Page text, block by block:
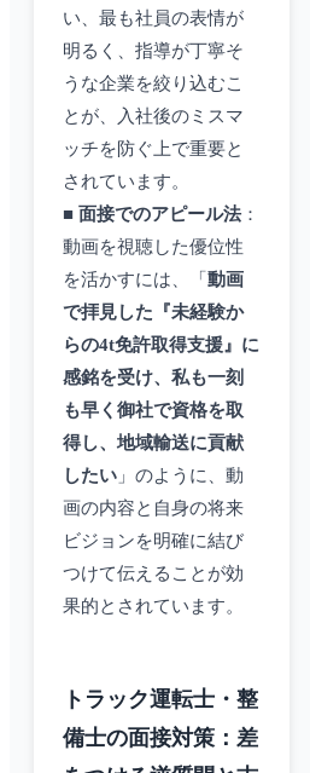
い、最も社員の表情が
明るく、指導が丁寧そ
うな企業を絞り込むこ
とが、入社後のミスマ
ッチを防ぐ上で重要と
されています。
■ 面接でのアピール法：
動画を視聴した優位性
を活かすには、「 動画
で拝見した『未経験か
らの4t免許取得支援』に
感銘を受け、私も一刻
も早く御社で資格を取
得し、地域輸送に貢献
したい 」のように、動
画の内容と自身の将来
ビジョンを明確に結び
つけて伝えることが効
果的とされています。
トラック運転士・整
備士の面接対策：差